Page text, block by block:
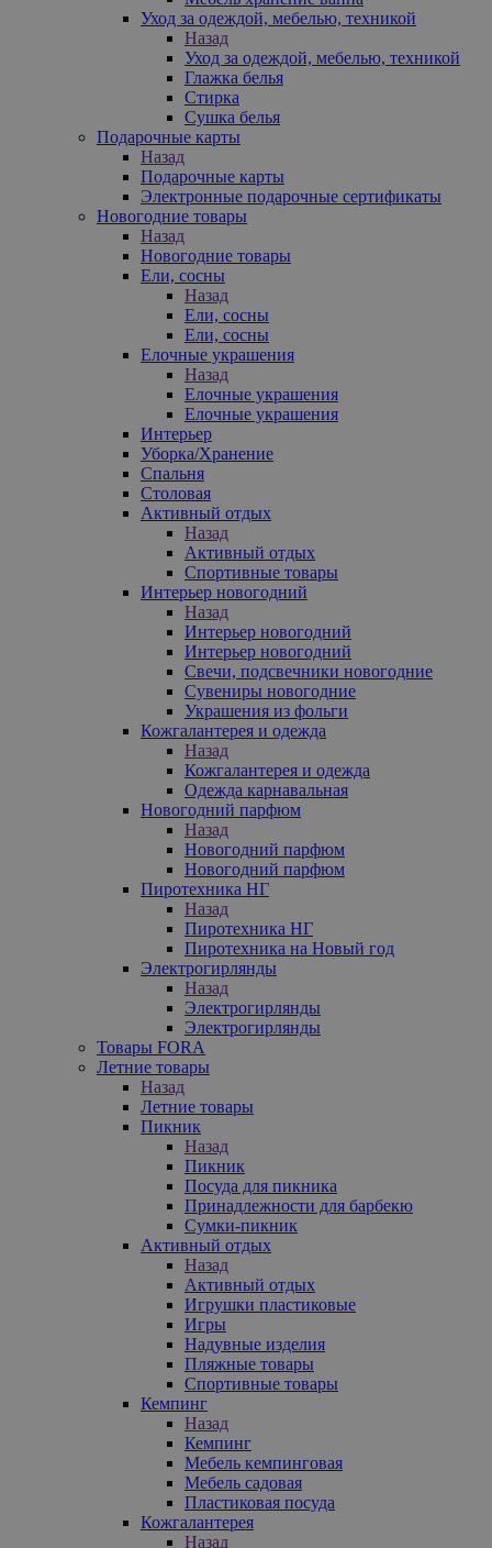
Уход за одеждой, мебелью, техникой
Назад
Уход за одеждой, мебелью, техникой
Глажка белья
Стирка
Сушка белья
Подарочные карты
Назад
Подарочные карты
Электронные подарочные сертификаты
Новогодние товары
Назад
Новогодние товары
Ели, сосны
Назад
Ели, сосны
Ели, сосны
Елочные украшения
Назад
Елочные украшения
Елочные украшения
Интерьер
Уборка/Хранение
Спальня
Столовая
Активный отдых
Назад
Активный отдых
Спортивные товары
Интерьер новогодний
Назад
Интерьер новогодний
Интерьер новогодний
Свечи, подсвечники новогодние
Сувениры новогодние
Украшения из фольги
Кожгалантерея и одежда
Назад
Кожгалантерея и одежда
Одежда карнавальная
Новогодний парфюм
Назад
Новогодний парфюм
Новогодний парфюм
Пиротехника НГ
Назад
Пиротехника НГ
Пиротехника на Новый год
Электрогирлянды
Назад
Электрогирлянды
Электрогирлянды
Товары FORA
Летние товары
Назад
Летние товары
Пикник
Назад
Пикник
Посуда для пикника
Принадлежности для барбекю
Сумки-пикник
Активный отдых
Назад
Активный отдых
Игрушки пластиковые
Игры
Надувные изделия
Пляжные товары
Спортивные товары
Кемпинг
Назад
Кемпинг
Мебель кемпинговая
Мебель садовая
Пластиковая посуда
Кожгалантерея
Назад